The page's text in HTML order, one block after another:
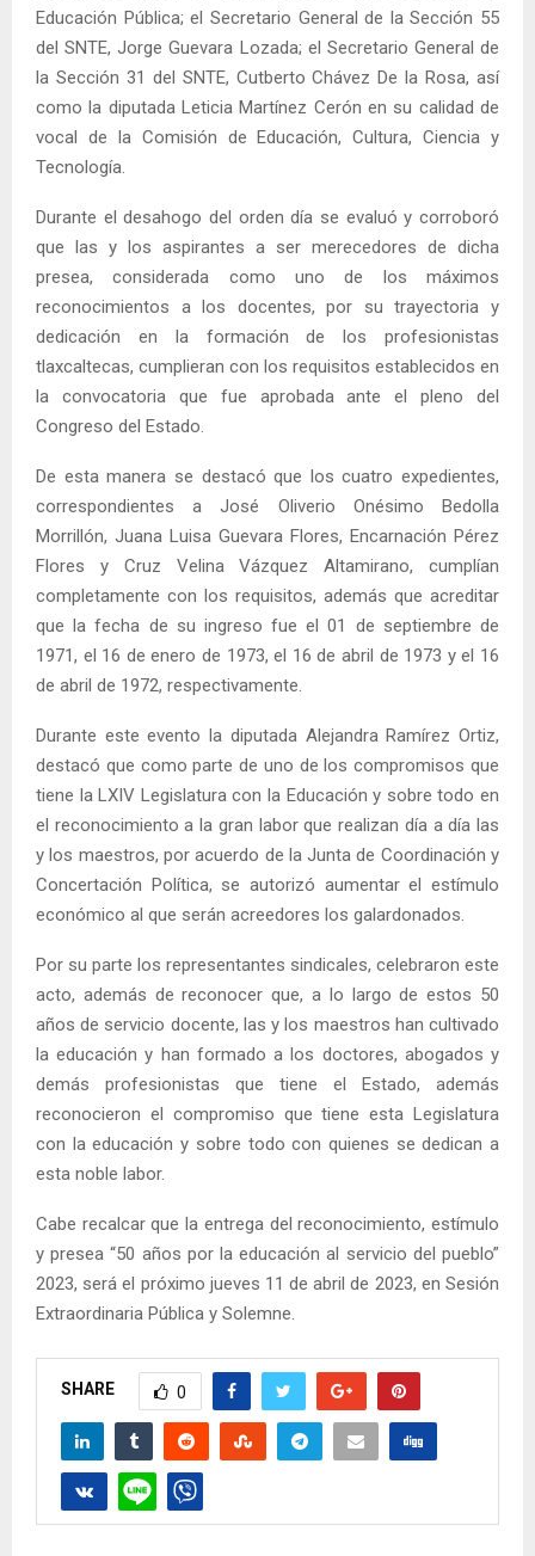
Educación Pública; el Secretario General de la Sección 55
del SNTE, Jorge Guevara Lozada; el Secretario General de
la Sección 31 del SNTE, Cutberto Chávez De la Rosa, así
como la diputada Leticia Martínez Cerón en su calidad de
vocal de la Comisión de Educación, Cultura, Ciencia y
Tecnología.
Durante el desahogo del orden día se evaluó y corroboró
que las y los aspirantes a ser merecedores de dicha
presea, considerada como uno de los máximos
reconocimientos a los docentes, por su trayectoria y
dedicación en la formación de los profesionistas
tlaxcaltecas, cumplieran con los requisitos establecidos en
la convocatoria que fue aprobada ante el pleno del
Congreso del Estado.
De esta manera se destacó que los cuatro expedientes,
correspondientes a José Oliverio Onésimo Bedolla
Morrillón, Juana Luisa Guevara Flores, Encarnación Pérez
Flores y Cruz Velina Vázquez Altamirano, cumplían
completamente con los requisitos, además que acreditar
que la fecha de su ingreso fue el 01 de septiembre de
1971, el 16 de enero de 1973, el 16 de abril de 1973 y el 16
de abril de 1972, respectivamente.
Durante este evento la diputada Alejandra Ramírez Ortiz,
destacó que como parte de uno de los compromisos que
tiene la LXIV Legislatura con la Educación y sobre todo en
el reconocimiento a la gran labor que realizan día a día las
y los maestros, por acuerdo de la Junta de Coordinación y
Concertación Política, se autorizó aumentar el estímulo
económico al que serán acreedores los galardonados.
Por su parte los representantes sindicales, celebraron este
acto, además de reconocer que, a lo largo de estos 50
años de servicio docente, las y los maestros han cultivado
la educación y han formado a los doctores, abogados y
demás profesionistas que tiene el Estado, además
reconocieron el compromiso que tiene esta Legislatura
con la educación y sobre todo con quienes se dedican a
esta noble labor.
Cabe recalcar que la entrega del reconocimiento, estímulo
y presea “50 años por la educación al servicio del pueblo”
2023, será el próximo jueves 11 de abril de 2023, en Sesión
Extraordinaria Pública y Solemne.
SHARE 0